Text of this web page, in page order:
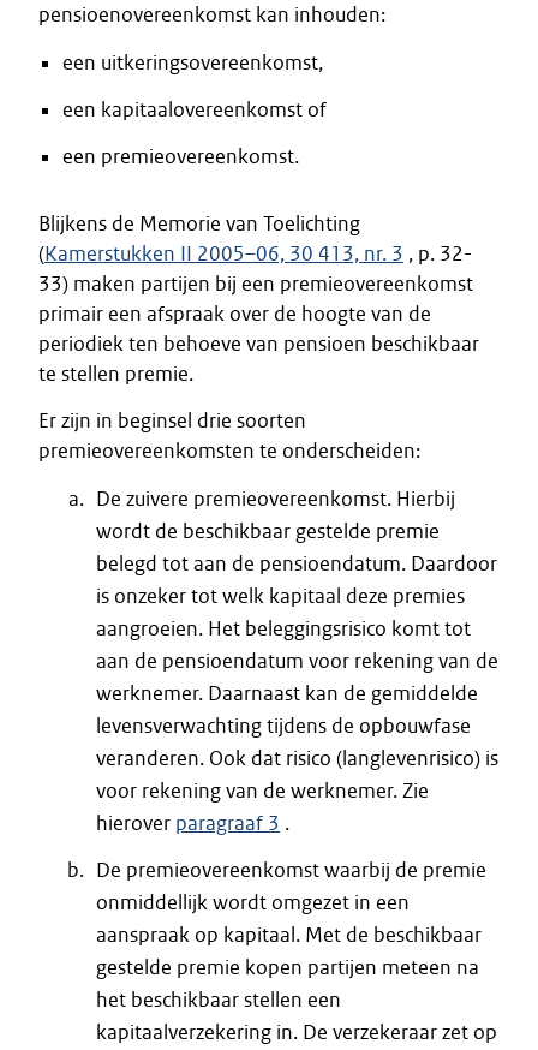
pensioenovereenkomst kan inhouden:
een uitkeringsovereenkomst,
een kapitaalovereenkomst of
een premieovereenkomst.
Blijkens de Memorie van Toelichting
(Kamerstukken II 2005–06, 30 413, nr. 3 , p. 32-
33) maken partijen bij een premieovereenkomst
primair een afspraak over de hoogte van de
periodiek ten behoeve van pensioen beschikbaar
te stellen premie.
Er zijn in beginsel drie soorten
premieovereenkomsten te onderscheiden:
De zuivere premieovereenkomst. Hierbij
wordt de beschikbaar gestelde premie
belegd tot aan de pensioendatum. Daardoor
is onzeker tot welk kapitaal deze premies
aangroeien. Het beleggingsrisico komt tot
aan de pensioendatum voor rekening van de
werknemer. Daarnaast kan de gemiddelde
levensverwachting tijdens de opbouwfase
veranderen. Ook dat risico (langlevenrisico) is
voor rekening van de werknemer. Zie
hierover paragraaf 3 .
De premieovereenkomst waarbij de premie
onmiddellijk wordt omgezet in een
aanspraak op kapitaal. Met de beschikbaar
gestelde premie kopen partijen meteen na
het beschikbaar stellen een
kapitaalverzekering in. De verzekeraar zet op